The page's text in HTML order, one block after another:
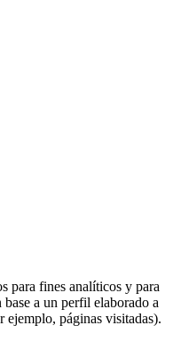
para fines analíticos y para
a un perfil elaborado a
ejemplo, páginas visitadas).